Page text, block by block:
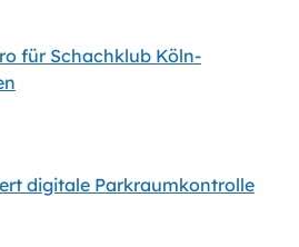
für Schachklub Köln-
digitale Parkraumkontrolle